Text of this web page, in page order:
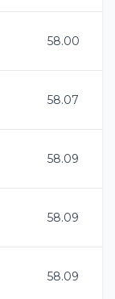
58.00
58.07
58.09
58.09
58.09